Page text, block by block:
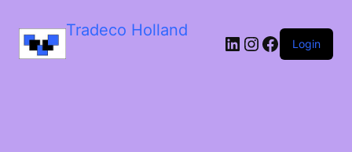
Tradeco Holland
Login